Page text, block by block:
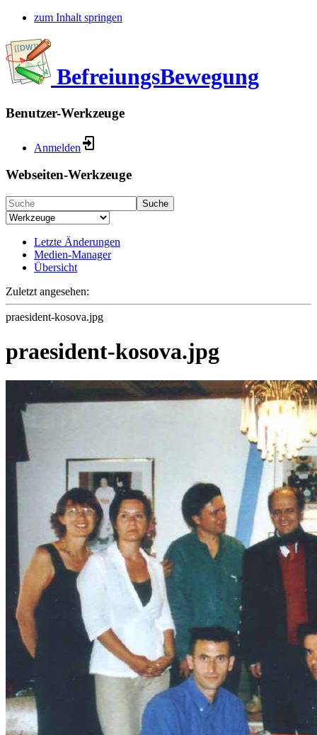
zum Inhalt springen
BefreiungsBewegung
Benutzer-Werkzeuge
Anmelden
Webseiten-Werkzeuge
Suche
Letzte Änderungen
Medien-Manager
Übersicht
Zuletzt angesehen:
praesident-kosova.jpg
praesident-kosova.jpg